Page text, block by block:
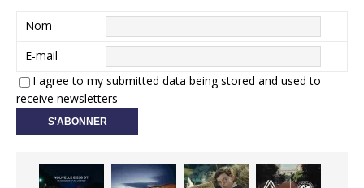
Nom
E-mail
I agree to my submitted data being stored and used to
receive newsletters